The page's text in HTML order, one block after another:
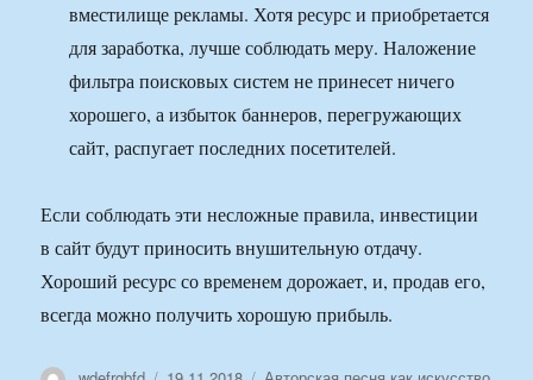
вместилище рекламы. Хотя ресурс и приобретается
для заработка, лучше соблюдать меру. Наложение
фильтра поисковых систем не принесет ничего
хорошего, а избыток баннеров, перегружающих
сайт, распугает последних посетителей.
Если соблюдать эти несложные правила, инвестиции
в сайт будут приносить внушительную отдачу.
Хороший ресурс со временем дорожает, и, продав его,
всегда можно получить хорошую прибыль.